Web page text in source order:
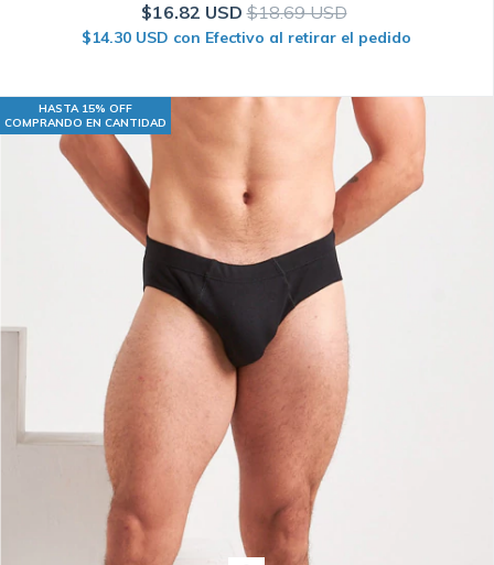
$16.82 USD$18.69 USD
$14.30 USD con Efectivo al retirar el pedido
HASTA 15% OFF
COMPRANDO EN CANTIDAD